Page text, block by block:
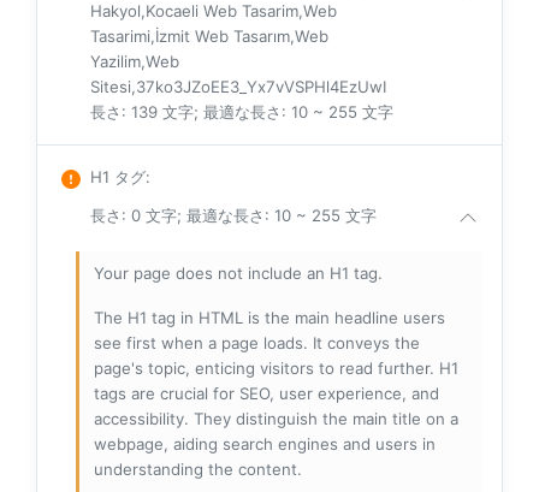
Hakyol,Kocaeli Web Tasarim,Web
Tasarimi,İzmit Web Tasarım,Web
Yazilim,Web
Sitesi,37ko3JZoEE3_Yx7vVSPHl4EzUwI
長さ: 139 文字; 最適な長さ: 10 ~ 255 文字
H1 タグ:
長さ: 0 文字; 最適な長さ: 10 ~ 255 文字
Your page does not include an H1 tag.
The H1 tag in HTML is the main headline users
see first when a page loads. It conveys the
page's topic, enticing visitors to read further. H1
tags are crucial for SEO, user experience, and
accessibility. They distinguish the main title on a
webpage, aiding search engines and users in
understanding the content.